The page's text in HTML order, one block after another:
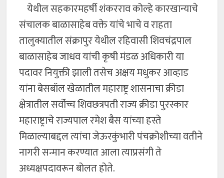
येथील सहकारमहर्षी शंकरराव कोल्हे कारखान्याचे
संचालक बाळासाहेब वक्ते यांचे भाचे व राहता
तालुक्यातील संक्रापुर येथील रहिवासी शिवचंद्रपाल
बाळासाहेब जाधव यांची कृषी मंडळ अधिकारी या
पदावर नियुक्ती झाली तसेच अक्षय मधुकर आव्हाड
यांना बेसबॉल खेळातील महाराष्ट्र शासनाचा क्रीडा
क्षेत्रातील सर्वोच्च शिवछत्रपती राज्य क्रीडा पुरस्कार
महाराष्ट्राचे राज्यपाल रमेश बैस यांच्या हस्ते
मिळाल्याबद्दल त्यांचा जेऊरकुंभारी पंचक्रोशीच्या वतीने
नागरी सन्मान करण्यात आला त्याप्रसंगी ते
अध्यक्षपदावरून बोलत होते.